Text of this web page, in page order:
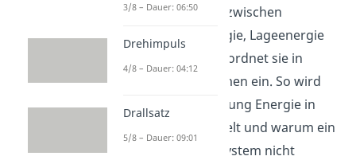
Umwandlungen zwischen
Bewegungsenergie, Lageenergie
und Wärme und ordnet sie in
einfachen Systemen ein. So wird
klar, warum Reibung Energie in
Wärme verwandelt und warum ein
geschlossenes System nicht
3/8 – Dauer: 06:50
Drehimpuls
4/8 – Dauer: 04:12
Drallsatz
5/8 – Dauer: 09:01